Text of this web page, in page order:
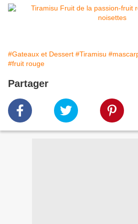
#Gateaux et Dessert #Tiramisu
#fruit rouge
Partager